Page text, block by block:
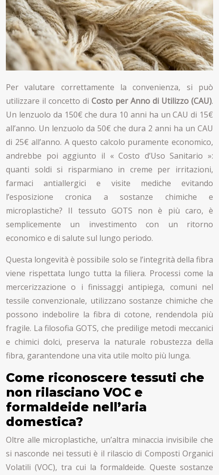
Per valutare correttamente la convenienza, si può
utilizzare il concetto di Costo per Anno di Utilizzo (CAU).
Un lenzuolo da 150€ che dura 10 anni ha un CAU di 15€
all’anno. Un lenzuolo da 50€ che dura 2 anni ha un CAU
di 25€ all’anno. A questo calcolo puramente economico,
andrebbe poi aggiunto il « Costo d’Uso Sanitario »:
quanti soldi si risparmiano in creme per irritazioni,
farmaci antiallergici e visite mediche evitando
l’esposizione cronica a sostanze chimiche e
microplastiche? Il tessuto GOTS non è più caro, è
semplicemente un investimento con un ritorno
economico e di salute sul lungo periodo.
Questa longevità è possibile solo se l’integrità della fibra
viene rispettata lungo tutta la filiera. Processi come la
mercerizzazione o i finissaggi antipiega, comuni nel
tessile convenzionale, utilizzano sostanze chimiche che
possono indebolire la fibra di cotone, rendendola più
fragile. La filosofia GOTS, che predilige metodi meccanici
e chimici dolci, preserva la naturale robustezza della
fibra, garantendone una vita utile molto più lunga.
Come riconoscere tessuti che
non rilasciano VOC e
formaldeide nell’aria
domestica?
Oltre alle microplastiche, un’altra minaccia invisibile che
si nasconde nei tessuti è il rilascio di Composti Organici
Volatili (VOC), tra cui la formaldeide. Queste sostanze